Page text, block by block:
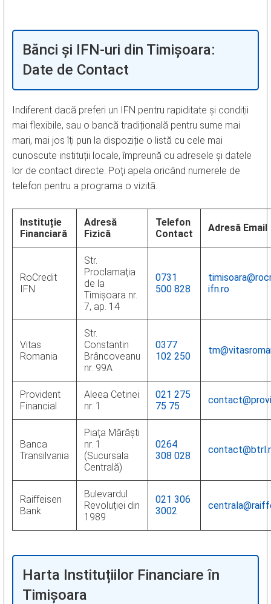
Bănci și IFN-uri din Timișoara:
Date de Contact
Indiferent dacă preferi un IFN pentru rapiditate și condiții
mai flexibile, sau o bancă tradițională pentru sume mai
mari, mai jos îți pun la dispoziție o listă cu cele mai
cunoscute instituții locale, împreună cu adresele și datele
lor de contact directe. Poți apela oricând numerele de
telefon pentru a programa o vizită.
Instituție
Financiară
Adresă
Fizică
Telefon
Contact
Adresă Email
RoCredit
IFN
Str.
Proclamația
de la
Timișoara nr.
7, ap. 14
0731
500 828
ifn.ro
Vitas
Romania
Str.
Constantin
Brâncoveanu
nr. 99A
0377
102 250
Provident
Financial
Aleea Cetinei
nr. 1
021 275
75 75
Banca
Transilvania
Piața Mărăști
nr. 1
(Sucursala
Centrală)
0264
308 028
Raiffeisen
Bank
Bulevardul
Revoluției din
1989
021 306
3002
Harta Instituțiilor Financiare în
Timișoara